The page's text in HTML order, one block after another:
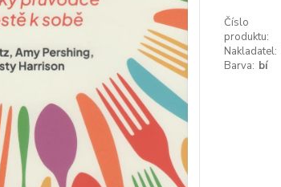
Číslo
produktu:
Nakladatel:
Barva: bí